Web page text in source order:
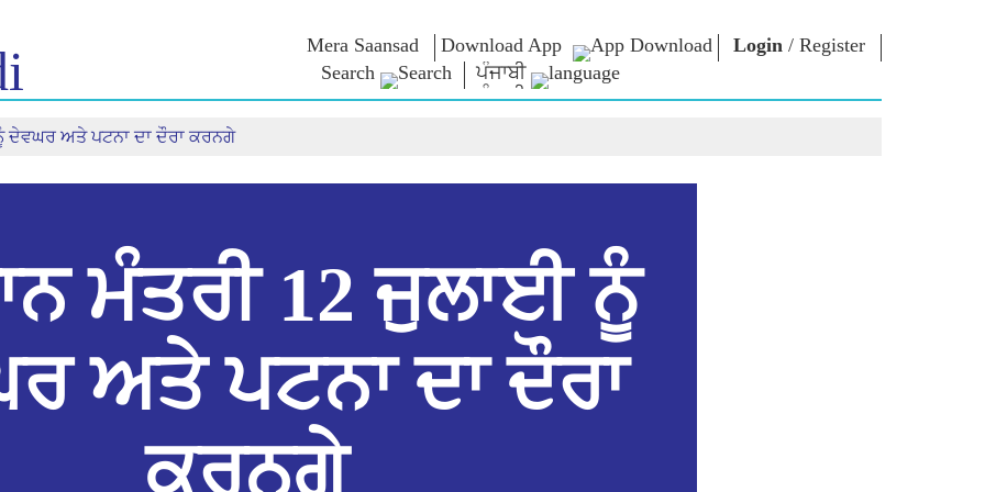
Mera Saansad Download App Login / Register
Search
ਪੰਜਾਬੀ
GOVERNANCE
Insights
Interviews
Blog
Stalwarts
Photo Booth
ਦੇਵਘਰ ਅਤੇ ਪਟਨਾ ਦਾ ਦੌਰਾ ਕਰਨਗੇ
ਮੰਤਰੀ 12 ਜੁਲਾਈ ਨੂੰ
ਅਤੇ ਪਟਨਾ ਦਾ ਦੌਰਾ
ਕਰਨਗੇ